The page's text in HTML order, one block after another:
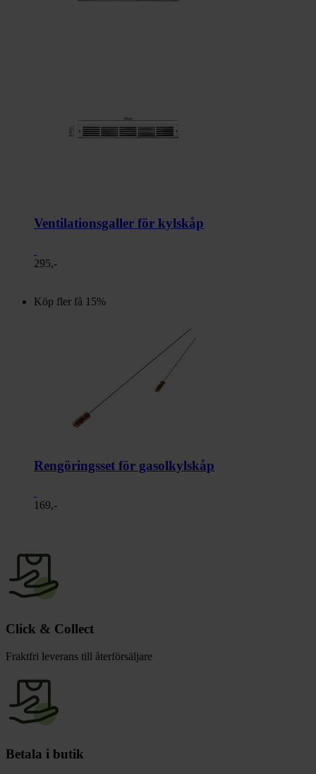
Ventilationsgaller för kylskåp
295,-
Köp fler få 15%
Rengöringsset för gasolkylskåp
169,-
Click & Collect
Fraktfri leverans till återförsäljare
Betala i butik